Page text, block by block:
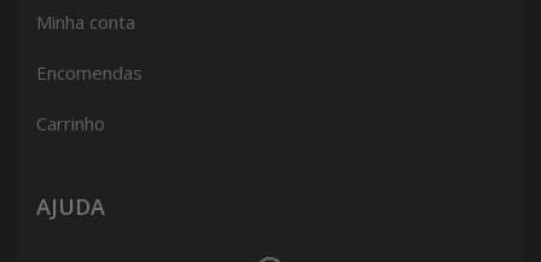
Minha conta
Encomendas
Carrinho
AJUDA